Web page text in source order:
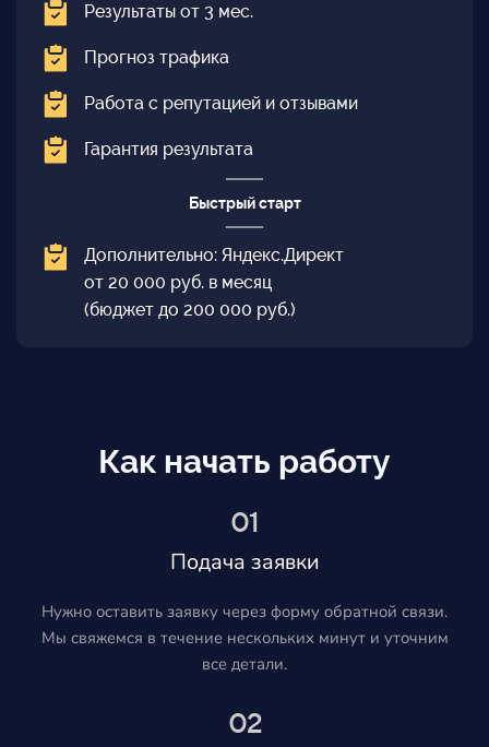
Результаты от 3 мес.
Прогноз трафика
Работа с репутацией и отзывами
Гарантия результата
Быстрый старт
Дополнительно: Яндекс.Директ
от 20 000 руб. в месяц
(бюджет до 200 000 руб.)
Как начать работу
01
Подача заявки
Нужно оставить заявку через форму обратной связи.
Мы свяжемся в течение нескольких минут и уточним
все детали.
02